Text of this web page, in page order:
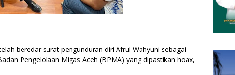
- - -
beredar surat pengunduran diri Afrul Wahyuni sebagai
Pengelolaan Migas Aceh (BPMA) yang dipastikan hoax,